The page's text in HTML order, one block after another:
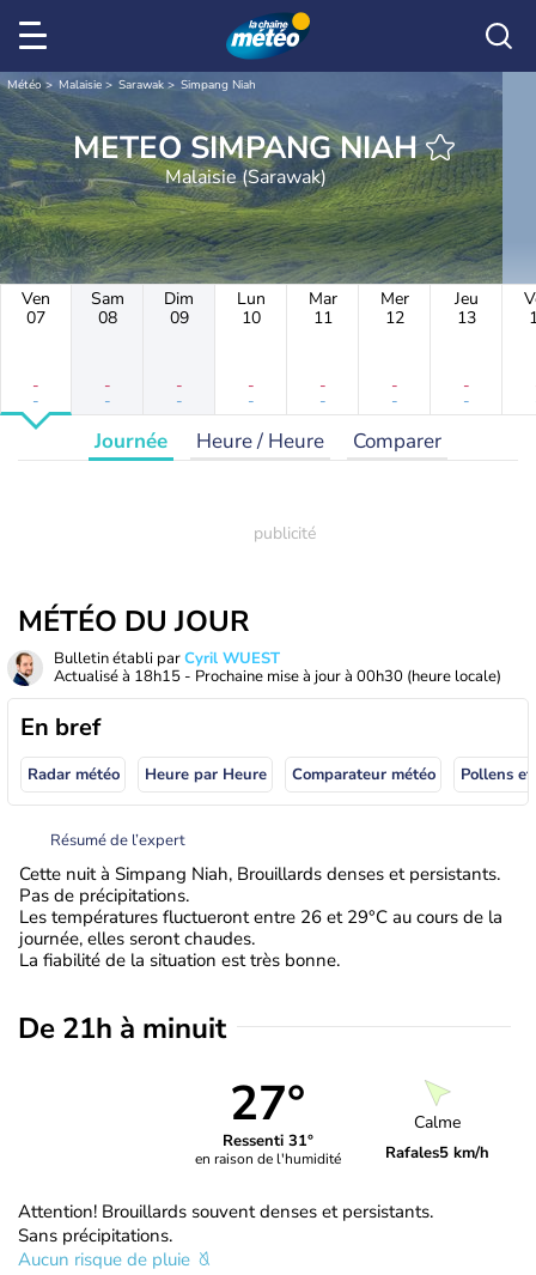
Météo Malaisie Sarawak Simpang Niah
METEO SIMPANG NIAH
Malaisie (Sarawak)
Ven
07
-
-
Sam
08
-
-
Dim
09
-
-
Lun
10
-
-
Mar
11
-
-
Mer
12
-
-
Jeu
13
-
-
Journée Heure / Heure Comparer
MÉTÉO DU JOUR
Bulletin établi parCyril WUEST
Actualisé à 18h15 - Prochaine mise à jour à 00h30 (heure locale)
En bref
Radar météo Heure par Heure Comparateur météo Pollens
Résumé de l’expert
Cette nuit à Simpang Niah, Brouillards denses et persistants.
Pas de précipitations.
Les températures fluctueront entre 26 et 29°C au cours de la
journée, elles seront chaudes.
La fiabilité de la situation est très bonne.
De 21h à minuit
27°
Ressenti 31°
en raison de l'humidité
Calme
Rafales5 km/h
Attention! Brouillards souvent denses et persistants.
Sans précipitations.
Aucun risque de pluie